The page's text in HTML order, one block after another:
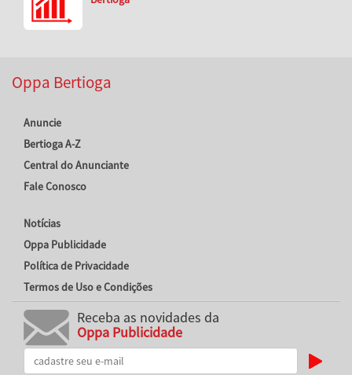
Oppa Bertioga
Anuncie
Bertioga A-Z
Central do Anunciante
Fale Conosco
Notícias
Oppa Publicidade
Política de Privacidade
Termos de Uso e Condições
Receba as novidades da
Oppa Publicidade